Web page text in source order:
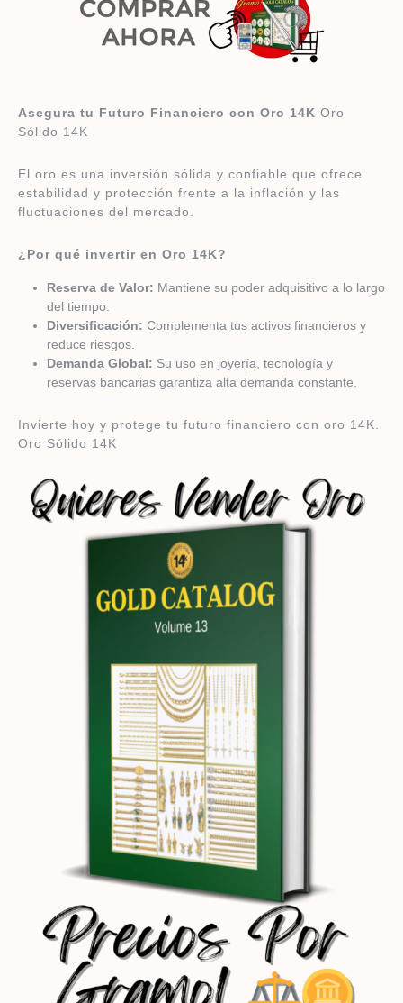
Asegura tu Futuro Financiero con Oro 14K Oro
Sólido 14K
El oro es una inversión sólida y confiable que ofrece
estabilidad y protección frente a la inflación y las
fluctuaciones del mercado.
¿Por qué invertir en Oro 14K?
Reserva de Valor: Mantiene su poder adquisitivo a lo largo
del tiempo.
Diversificación: Complementa tus activos financieros y
reduce riesgos.
Demanda Global: Su uso en joyería, tecnología y
reservas bancarias garantiza alta demanda constante.
Invierte hoy y protege tu futuro financiero con oro 14K.
Oro Sólido 14K